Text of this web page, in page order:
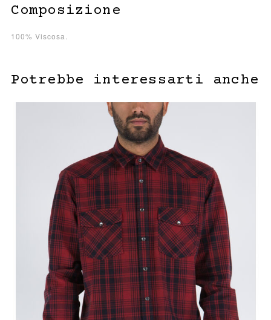
Composizione
100% Viscosa.
Potrebbe interessarti anche